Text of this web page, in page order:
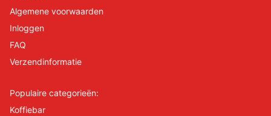
Algemene voorwaarden
Inloggen
FAQ
Verzendinformatie
Populaire categorieën:
Koffiebar